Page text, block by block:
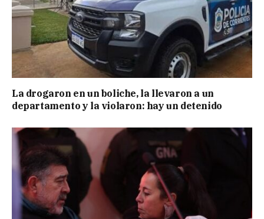
La drogaron en un boliche, la llevaron a un
departamento y la violaron: hay un detenido